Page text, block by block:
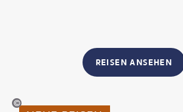
REISEN ANSEHEN
belitsk-gty